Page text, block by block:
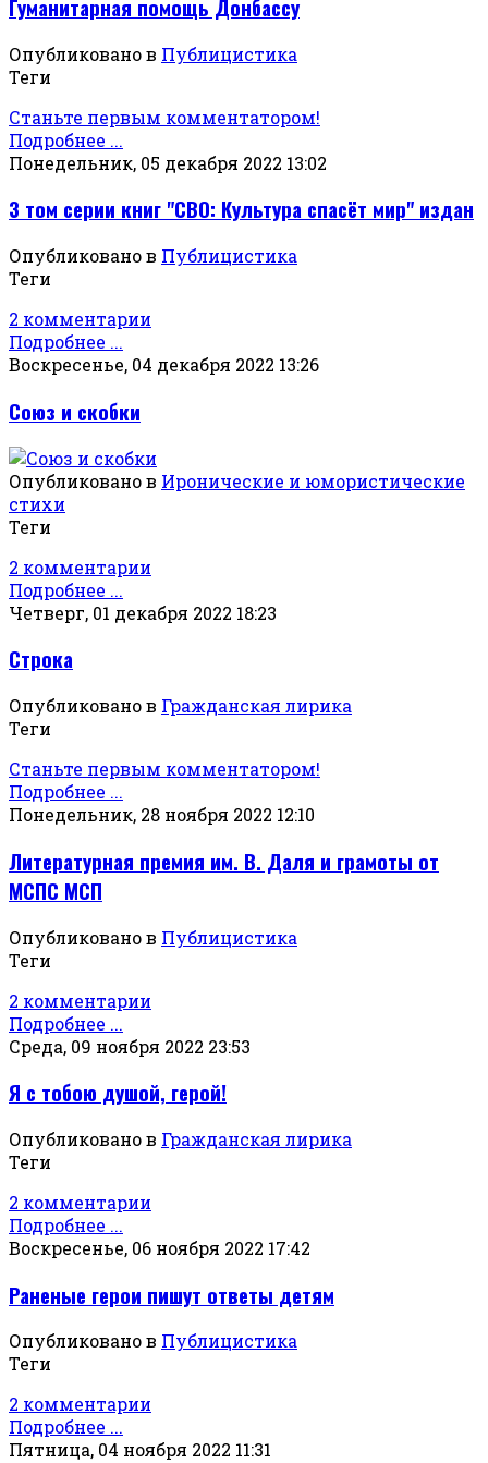
Гуманитарная помощь Донбассу
Опубликовано в Публицистика
Теги
Станьте первым комментатором!
Подробнее ...
Понедельник, 05 декабря 2022 13:02
3 том серии книг "СВО: Культура спасёт мир" издан
Опубликовано в Публицистика
Теги
2 комментарии
Подробнее ...
Воскресенье, 04 декабря 2022 13:26
Союз и скобки
Опубликовано в Иронические и юмористические
стихи
Теги
2 комментарии
Подробнее ...
Четверг, 01 декабря 2022 18:23
Строка
Опубликовано в Гражданская лирика
Теги
Станьте первым комментатором!
Подробнее ...
Понедельник, 28 ноября 2022 12:10
Литературная премия им. В. Даля и грамоты от
МСПС МСП
Опубликовано в Публицистика
Теги
2 комментарии
Подробнее ...
Среда, 09 ноября 2022 23:53
Я с тобою душой, герой!
Опубликовано в Гражданская лирика
Теги
2 комментарии
Подробнее ...
Воскресенье, 06 ноября 2022 17:42
Раненые герои пишут ответы детям
Опубликовано в Публицистика
Теги
2 комментарии
Подробнее ...
Пятница, 04 ноября 2022 11:31